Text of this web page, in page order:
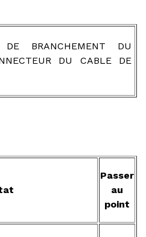
DE BRANCHEMENT DU
DU CABLE DE
Passer
au
point